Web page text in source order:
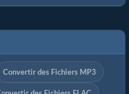
Convertir des Fichiers MP3